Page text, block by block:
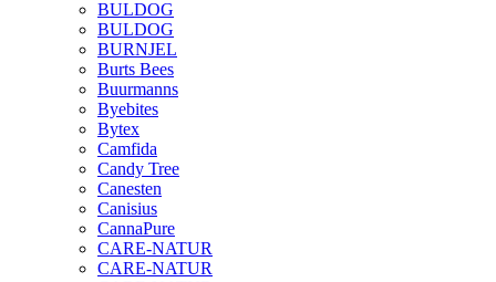
BULDOG
BULDOG
BURNJEL
Burts Bees
Buurmanns
Byebites
Bytex
Camfida
Candy Tree
Canesten
Canisius
CannaPure
CARE-NATUR
CARE-NATUR